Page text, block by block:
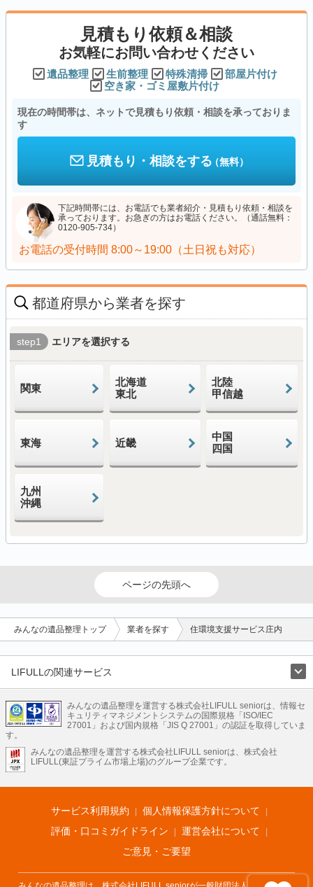
見積もり依頼＆相談
お気軽にお問い合わせください
遺品整理 生前整理 特殊清掃
部屋片付け
空き家・ゴミ屋敷片付け
現在の時間帯は、ネットで見積もり依頼・相談を承っておりま
す
見積もり・相談をする（無料）
下記時間帯には、お電話でも業者紹介・見積もり依頼・相談を
承っております。お急ぎの方はお電話ください。（通話無料：
0120-905-734）
お電話の受付時間 8:00～19:00（土日祝も対応）
都道府県から業者を探す
step1 エリアを選択する
関東
北海道
東北
北陸
甲信越
東海 近畿
中国
四国
九州
沖縄
ページの先頭へ
みんなの遺品整理トップ 業者を探す 住環境支援サービス庄内
LIFULLの関連サービス
不動産・住宅
引越し 老人ホーム 地方創生 ママの就労支援
不動産クラウドファンディング 遺品整理 老後の暮らし情報
LIFULL HOME'Sのサービス
不動産・住宅
不動産査定 マンション専門売却査定 不動産投資 アドバイザー
不動産アーカイブ
空き家バンク 家賃相場 不動産会社
まちむすび
不動産用語集 住まいのお役立ち情報
LIFULL HOME'S PRESS
アプリ 不動産データ 不動産転職
みんなの遺品整理を運営する株式会社LIFULL seniorは、情報セ
キュリティマネジメントシステムの国際規格「ISO/IEC
27001」および国内規格「JIS Q 27001」の認証を取得していま
す。
みんなの遺品整理を運営する株式会社LIFULL seniorは、株式会社
LIFULL(東証プライム市場上場)のグループ企業です。
サービス利用規約
個人情報保護方針について
評価・口コミガイドライン
運営会社について
ご意見・ご要望